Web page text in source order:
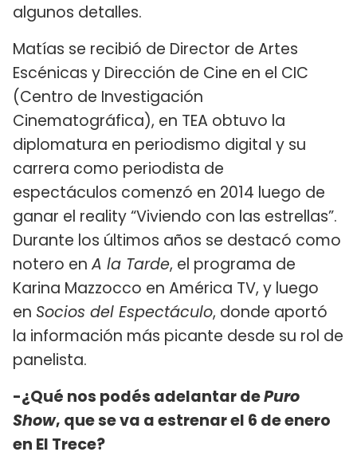
algunos detalles.
Matías se recibió de Director de Artes
Escénicas y Dirección de Cine en el CIC
(Centro de Investigación
Cinematográfica), en TEA obtuvo la
diplomatura en periodismo digital y su
carrera como periodista de
espectáculos comenzó en 2014 luego de
ganar el reality “Viviendo con las estrellas”.
Durante los últimos años se destacó como
notero enA la Tarde, el programa de
Karina Mazzocco en América TV, y luego
en Socios del Espectáculo, donde aportó
la información más picante desde su rol de
panelista.
-¿Qué nos podés adelantar dePuro
Show, que se va a estrenar el 6 de enero
en El Trece?